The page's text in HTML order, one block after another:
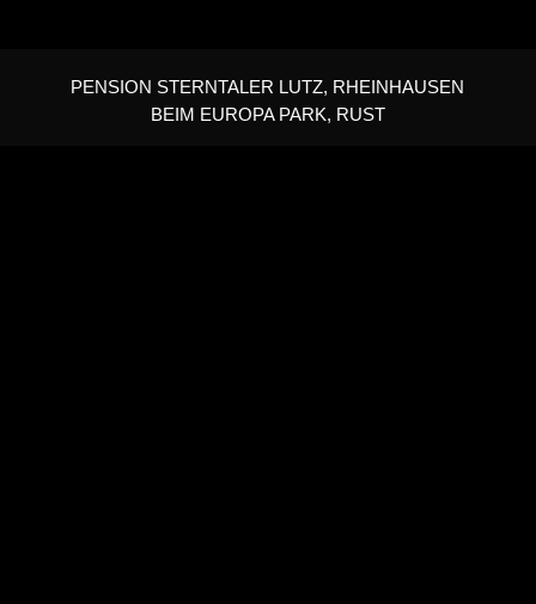
PENSION STERNTALER LUTZ, RHEINHAUSEN
BEIM EUROPA PARK, RUST